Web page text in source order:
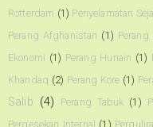
Rotterdam (1) Penyelamatan
Perang Afghanistan (1) Perang
Ekonomi (1) Perang Hunain (1)
Khandaq (2) Perang Kore (1)
Salib (4) Perang Tabuk (1)
Pergesekan Internal (1)